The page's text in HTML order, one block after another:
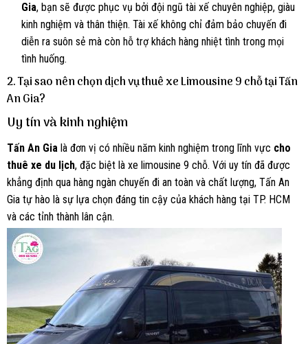
Gia, bạn sẽ được phục vụ bởi đội ngũ tài xế chuyên nghiệp, giàu
kinh nghiệm và thân thiện. Tài xế không chỉ đảm bảo chuyến đi
diễn ra suôn sẻ mà còn hỗ trợ khách hàng nhiệt tình trong mọi
tình huống.
2. Tại sao nên chọn dịch vụ thuê xe Limousine 9 chỗ tại Tấn
An Gia?
Uy tín và kinh nghiệm
Tấn An Gia là đơn vị có nhiều năm kinh nghiệm trong lĩnh vực cho
thuê xe du lịch, đặc biệt là xe limousine 9 chỗ. Với uy tín đã được
khẳng định qua hàng ngàn chuyến đi an toàn và chất lượng, Tấn An
Gia tự hào là sự lựa chọn đáng tin cậy của khách hàng tại TP. HCM
và các tỉnh thành lân cận.